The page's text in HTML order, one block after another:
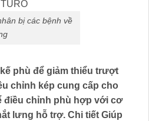
bị các bệnh về
phù để giảm thiểu trượt
chỉnh kép cung cấp cho
điều chỉnh phù hợp với cơ
lưng hỗ trợ. Chi tiết Giúp